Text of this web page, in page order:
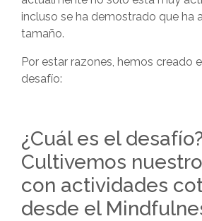
incluso se ha demostrado que ha
tamaño.
Por estar razones, hemos creado
desafío:
¿Cuál es el
Cultivemos
con actividades
desde el